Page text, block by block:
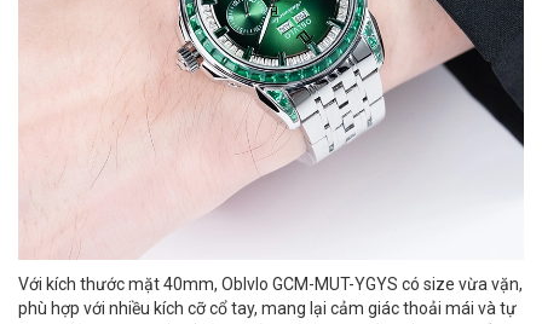
Với kích thước mặt 40mm, Oblvlo GCM-MUT-YGYS có size vừa vặn,
phù hợp với nhiều kích cỡ cổ tay, mang lại cảm giác thoải mái và tự